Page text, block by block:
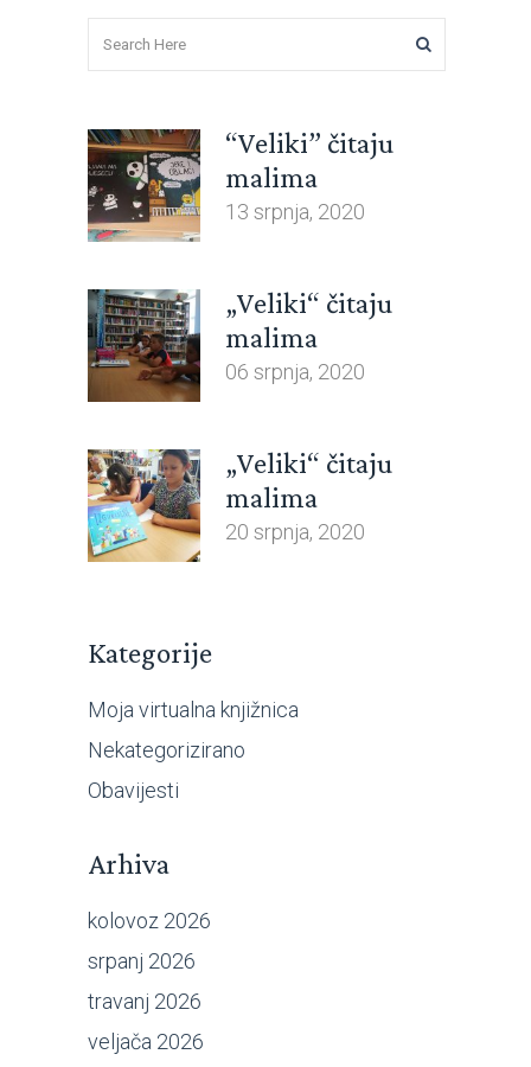
“Veliki” čitaju
malima
13 srpnja, 2020
„Veliki“ čitaju
malima
06 srpnja, 2020
„Veliki“ čitaju
malima
20 srpnja, 2020
Kategorije
Moja virtualna knjižnica
Nekategorizirano
Obavijesti
Arhiva
kolovoz 2026
srpanj 2026
travanj 2026
veljača 2026